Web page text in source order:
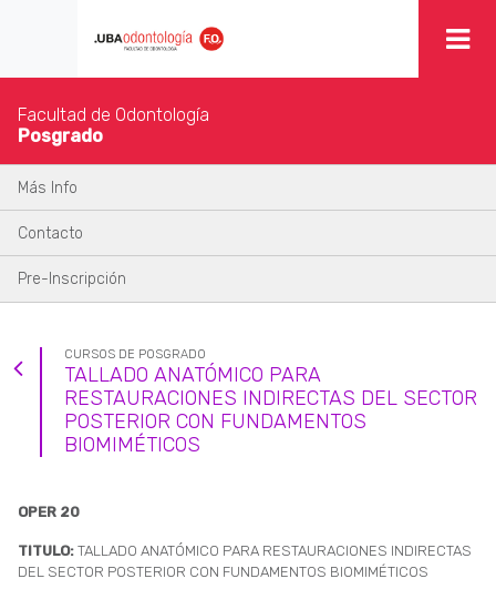
Facultad de Odontología
Posgrado
Más Info
Contacto
Pre-Inscripción
CURSOS DE POSGRADO
TALLADO ANATÓMICO PARA
RESTAURACIONES INDIRECTAS DEL SECTOR
POSTERIOR CON FUNDAMENTOS
BIOMIMÉTICOS
OPER 20
TITULO: TALLADO ANATÓMICO PARA RESTAURACIONES INDIRECTAS
DEL SECTOR POSTERIOR CON FUNDAMENTOS BIOMIMÉTICOS